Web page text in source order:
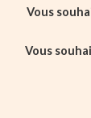
Vous
Vous